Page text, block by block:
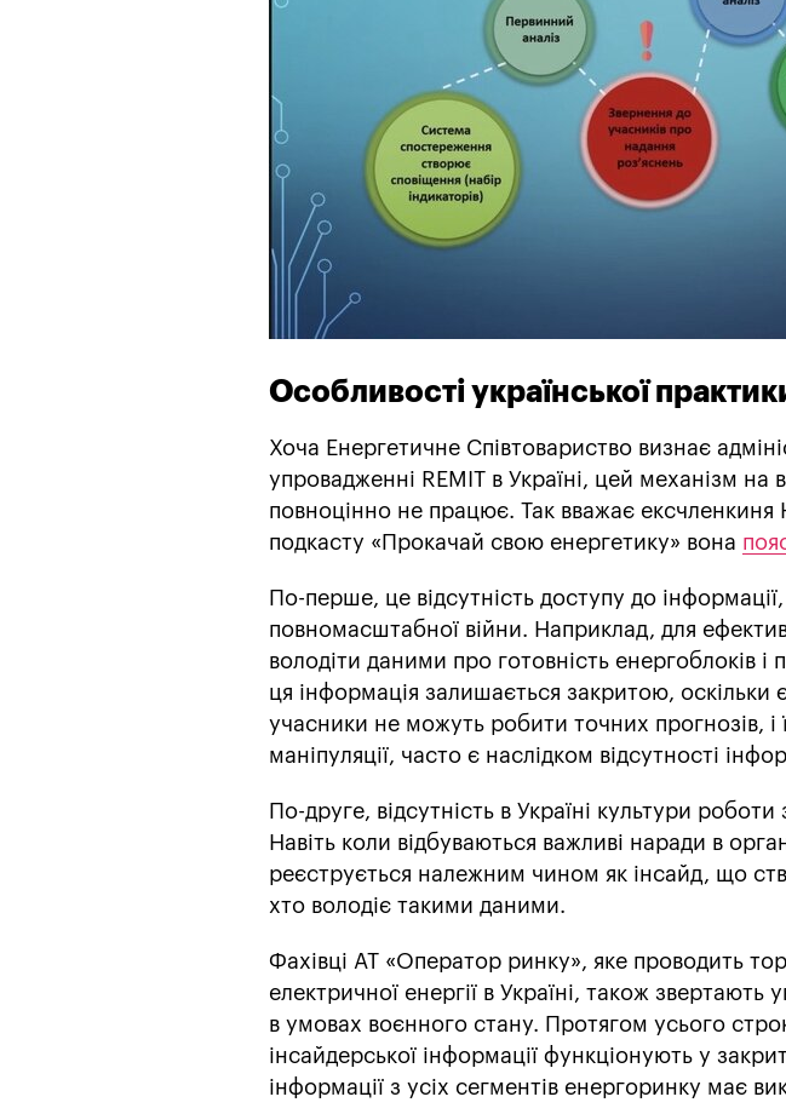
Особливості української
Хоча Енергетичне Співтовариство визнає
упровадженні REMIT в Україні, цей механізм на
повноцінно не працює. Так вважає ексчленкиня
подкасту «Прокачай свою енергетику» вона
По-перше, це відсутність доступу до
повномасштабної війни. Наприклад, для
володіти даними про готовність енергоблоків і
ця інформація залишається закритою,
учасники не можуть робити точних прогнозів, і
маніпуляції, часто є наслідком відсутності
По-друге, відсутність в Україні культури
Навіть коли відбуваються важливі наради в
реєструється належним чином як інсайд, що
хто володіє такими даними.
Фахівці АТ «Оператор ринку», яке проводить
електричної енергії в Україні, також звертають
в умовах воєнного стану. Протягом усього
інсайдерської інформації функціонують у
інформації з усіх сегментів енергоринку має